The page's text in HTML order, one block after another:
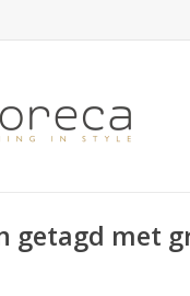
getagd met